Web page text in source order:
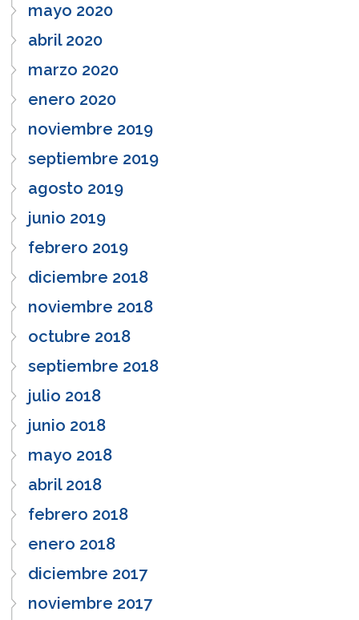
mayo 2020
abril 2020
marzo 2020
enero 2020
noviembre 2019
septiembre 2019
agosto 2019
junio 2019
febrero 2019
diciembre 2018
noviembre 2018
octubre 2018
septiembre 2018
julio 2018
junio 2018
mayo 2018
abril 2018
febrero 2018
enero 2018
diciembre 2017
noviembre 2017